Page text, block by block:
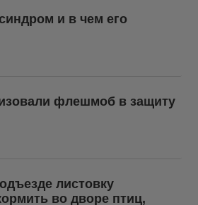
и в чем его
флешмоб в защиту
листовку
во дворе птиц,